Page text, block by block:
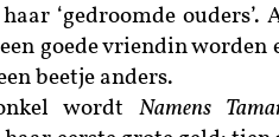
‘gedroomde ouders’.
goede vriendin
beetje anders.
wordt
Namens